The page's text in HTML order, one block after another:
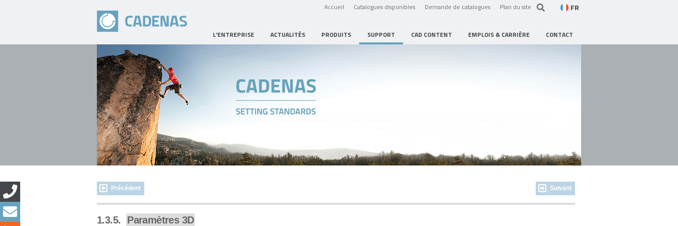
Accueil Catalogues disponibles Demande de catalogues Plan du site FR
L'ENTREPRISE ACTUALITÉS PRODUITS SUPPORT CAD CONTENT EMPLOIS & CARRIÈRE CONTACT
Précédent Suivant
1.3.5. Paramètres 3D